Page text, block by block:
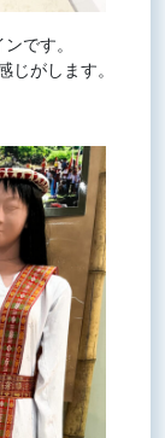
です。
がします。